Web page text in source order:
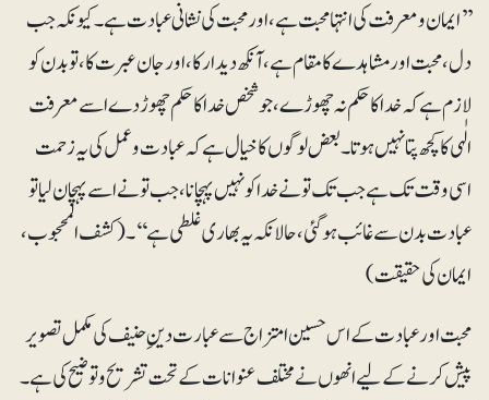
’’ایمان ومعرفت کی انتہا محبت ہے، اور محبت کی نشانی عبادت ہے۔ کیونکہ جب
دل ، محبت اور مشاہدے کا مقام ہے، آنکھ دیدار کا، اور جان عبرت کا، تو بدن کو
لازم ہے کہ خدا کا حکم نہ چھوڑے، جو شخص خدا کا حکم چھوڑ دے اسے معرفت
الٰہی کا کچھ پتا نہیں ہوتا۔ بعض لوگوں کا خیال ہے کہ عبادت وعمل کی یہ زحمت
اسی وقت تک ہے جب تک تونے خدا کو نہیں پہچانا، جب تونے اسے پہچان لیا تو
عبادت بدن سے غائب ہوگئی، حالانکہ یہ بھاری غلطی ہے‘‘۔(کشف المحجوب،
ایمان کی حقیقت)
محبت اور عبادت کے اس حسین امتزاج سے عبارت دین ِحنیف کی مکمل تصویر
پیش کرنے کے لیے انھوں نے مختلف عنوانات کے تحت تشریح وتوضیح کی ہے۔